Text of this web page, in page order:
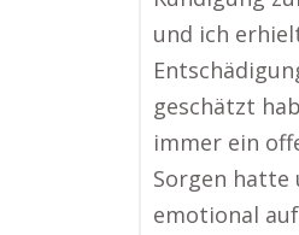
und ich
geschätzt
immer ein
Sorgen hatte
emotional